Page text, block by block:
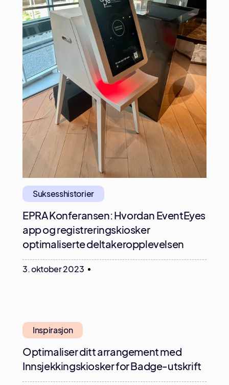
Suksesshistorier
EPRA Konferansen: Hvordan EventEyes
app og registreringskiosker
optimaliserte deltakeropplevelsen
3. oktober 2023
Inspirasjon
Optimaliser ditt arrangement med
Innsjekkingskiosker for Badge-utskrift